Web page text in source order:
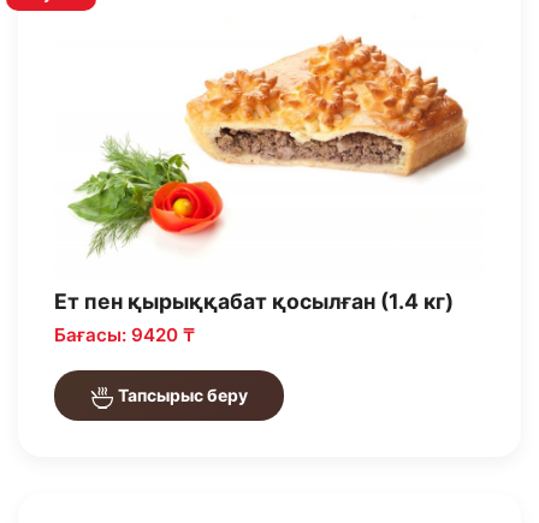
Ет пен қырыққабат қосылған (1.4 кг)
Бағасы: 9420 ₸
Тапсырыс беру